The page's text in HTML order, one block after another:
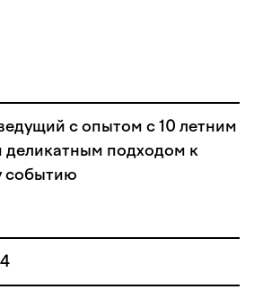
с опытом с 10 летним
подходом к
событию